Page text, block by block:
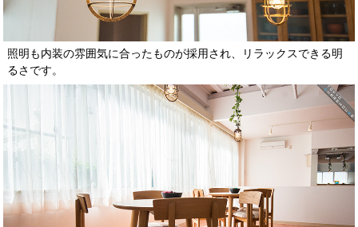
照明も内装の雰囲気に合ったものが採用され、リラックスできる明
るさです。